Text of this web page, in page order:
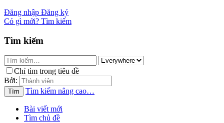
Đăng nhập Đăng ký
Có gì mới? Tìm kiếm
Tìm kiếm
Chỉ tìm trong tiêu đề
Bởi:
Tìm Tìm kiếm nâng cao…
Bài viết mới
Tìm chủ đề